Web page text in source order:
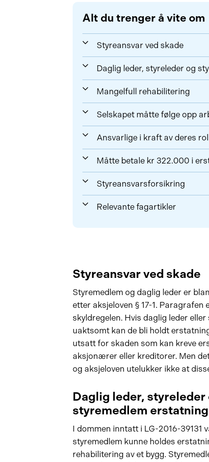
Alt du trenger å vite om
Styreansvar ved skade
Daglig leder, styreleder og
Mangelfull rehabilitering
Selskapet måtte følge opp
Ansvarlige i kraft av deres
Måtte betale kr 322.000 i
Styreansvarsforsikring
Relevante fagartikler
Styreansvar ved skade
Styremedlem og daglig leder er
etter aksjeloven § 17-1.
skyldregelen. Hvis daglig leder
uaktsomt kan de bli holdt
utsatt for skaden som kan kreve
aksjonærer eller kreditorer. Men
og aksjeloven utelukker ikke at
Daglig leder, styreleder
styremedlem
I dommen inntatt i LG-2016-39131
styremedlem kunne holdes
rehabilitering av et bygg.